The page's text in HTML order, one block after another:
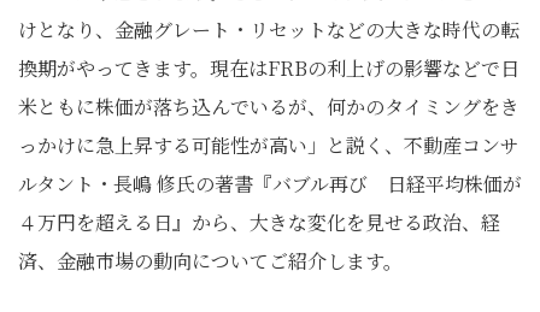
けとなり、金融グレート・リセットなどの大きな時代の転
換期がやってきます。現在はFRBの利上げの影響などで日
米ともに株価が落ち込んでいるが、何かのタイミングをき
っかけに急上昇する可能性が高い」と説く、不動産コンサ
ルタント・長嶋 修氏の著書『バブル再び 日経平均株価が
４万円を超える日』から、大きな変化を見せる政治、経
済、金融市場の動向についてご紹介します。